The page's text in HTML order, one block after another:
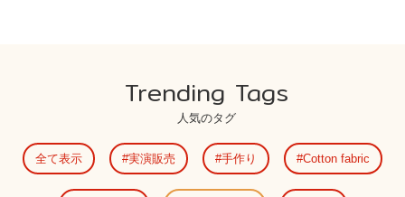
Trending Tags
人気のタグ
全て表示 実演販売 手作り Cotton fabric